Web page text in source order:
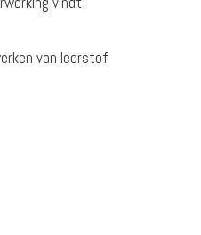
van leerstof